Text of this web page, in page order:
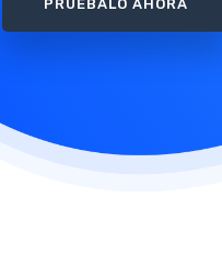
PRUÉBALO AHORA